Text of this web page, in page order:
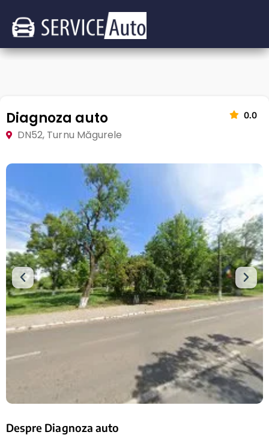
Diagnoza auto 0.0
DN52, Turnu Măgurele
Despre Diagnoza auto